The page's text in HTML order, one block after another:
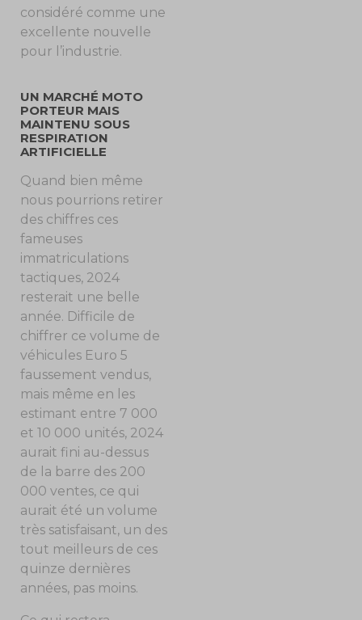
considéré comme une
excellente nouvelle
pour l’industrie.
UN MARCHÉ MOTO
PORTEUR MAIS
MAINTENU SOUS
RESPIRATION
ARTIFICIELLE
Quand bien même
nous pourrions retirer
des chiffres ces
fameuses
immatriculations
tactiques, 2024
resterait une belle
année. Difficile de
chiffrer ce volume de
véhicules Euro 5
faussement vendus,
mais même en les
estimant entre 7 000
et 10 000 unités, 2024
aurait fini au-dessus
de la barre des 200
000 ventes, ce qui
aurait été un volume
très satisfaisant, un des
tout meilleurs de ces
quinze dernières
années, pas moins.